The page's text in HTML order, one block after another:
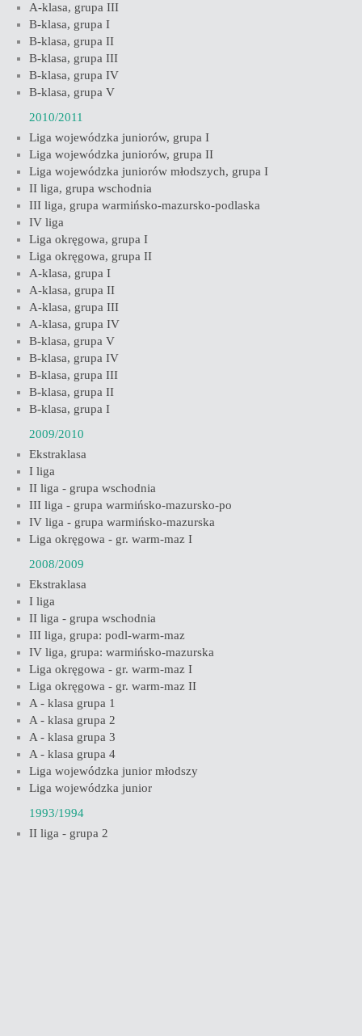
A-klasa, grupa III
B-klasa, grupa I
B-klasa, grupa II
B-klasa, grupa III
B-klasa, grupa IV
B-klasa, grupa V
2010/2011
Liga wojewódzka juniorów, grupa I
Liga wojewódzka juniorów, grupa II
Liga wojewódzka juniorów młodszych, grupa I
II liga, grupa wschodnia
III liga, grupa warmińsko-mazursko-podlaska
IV liga
Liga okręgowa, grupa I
Liga okręgowa, grupa II
A-klasa, grupa I
A-klasa, grupa II
A-klasa, grupa III
A-klasa, grupa IV
B-klasa, grupa V
B-klasa, grupa IV
B-klasa, grupa III
B-klasa, grupa II
B-klasa, grupa I
2009/2010
Ekstraklasa
I liga
II liga - grupa wschodnia
III liga - grupa warmińsko-mazursko-po
IV liga - grupa warmińsko-mazurska
Liga okręgowa - gr. warm-maz I
2008/2009
Ekstraklasa
I liga
II liga - grupa wschodnia
III liga, grupa: podl-warm-maz
IV liga, grupa: warmińsko-mazurska
Liga okręgowa - gr. warm-maz I
Liga okręgowa - gr. warm-maz II
A - klasa grupa 1
A - klasa grupa 2
A - klasa grupa 3
A - klasa grupa 4
Liga wojewódzka junior młodszy
Liga wojewódzka junior
1993/1994
II liga - grupa 2